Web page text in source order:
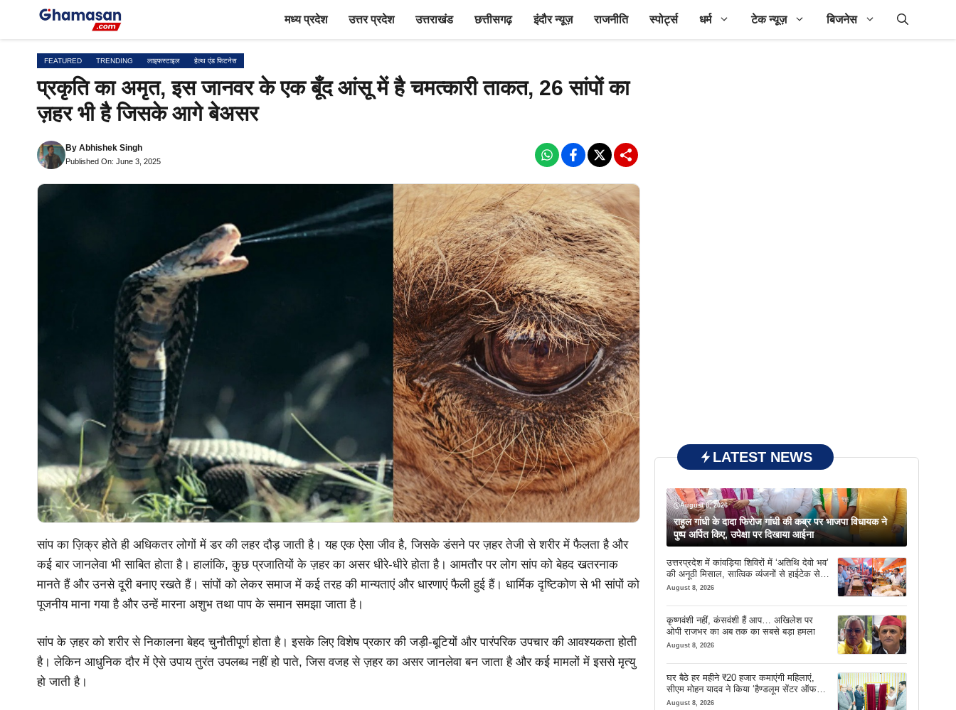
मध्य प्रदेश उत्तर प्रदेश उत्तराखंड छत्तीसगढ़ इंदौर न्यूज़ राजनीति स्पोर्ट्स धर्म टेक न्यूज़ बिजनेस
FEATURED TRENDING लाइफस्टाइल हेल्थ एंड फिटनेस
प्रकृति का अमृत, इस जानवर के एक बूँद आंसू में है चमत्कारी ताकत, 26 सांपों का
ज़हर भी है जिसके आगे बेअसर
By Abhishek Singh
Published On: June 3, 2025
सांप का ज़िक्र होते ही अधिकतर लोगों में डर की लहर दौड़ जाती है। यह एक ऐसा जीव है, जिसके डंसने पर ज़हर तेजी से शरीर में फैलता है और
कई बार जानलेवा भी साबित होता है। हालांकि, कुछ प्रजातियों के ज़हर का असर धीरे-धीरे होता है। आमतौर पर लोग सांप को बेहद खतरनाक
मानते हैं और उनसे दूरी बनाए रखते हैं। सांपों को लेकर समाज में कई तरह की मान्यताएं और धारणाएं फैली हुई हैं। धार्मिक दृष्टिकोण से भी सांपों को
पूजनीय माना गया है और उन्हें मारना अशुभ तथा पाप के समान समझा जाता है।
सांप के ज़हर को शरीर से निकालना बेहद चुनौतीपूर्ण होता है। इसके लिए विशेष प्रकार की जड़ी-बूटियों और पारंपरिक उपचार की आवश्यकता होती
है। लेकिन आधुनिक दौर में ऐसे उपाय तुरंत उपलब्ध नहीं हो पाते, जिस वजह से ज़हर का असर जानलेवा बन जाता है और कई मामलों में इससे मृत्यु
हो जाती है।
LATEST NEWS
August 8, 2026
राहुल गांधी के दादा फिरोज गांधी की कब्र पर भाजपा विधायक ने
पुष्प अर्पित किए, उपेक्षा पर दिखाया आईना
उत्तरप्रदेश में कांवड़िया शिविरों में ‘अतिथि देवो भव’
की अनूठी मिसाल, सात्विक व्यंजनों से हाईटेक सेवा
तक खास इंतजाम
August 8, 2026
कृष्णवंशी नहीं, कंसवंशी हैं आप… अखिलेश पर
ओपी राजभर का अब तक का सबसे बड़ा हमला
August 8, 2026
घर बैठे हर महीने ₹20 हजार कमाएंगी महिलाएं,
सीएम मोहन यादव ने किया ‘हैण्डलूम सेंटर ऑफ
एक्सीलेंस’ का शुभारंभ
August 8, 2026